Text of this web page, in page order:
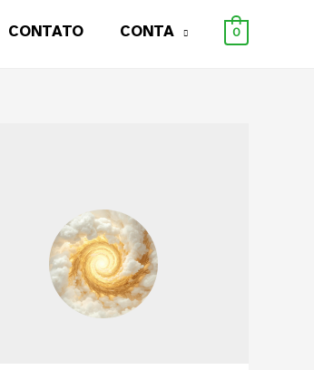
CONTATO CONTA 0